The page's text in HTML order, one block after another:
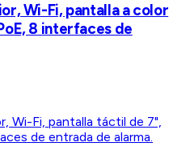
Wi-Fi, pantalla a color
8 interfaces de